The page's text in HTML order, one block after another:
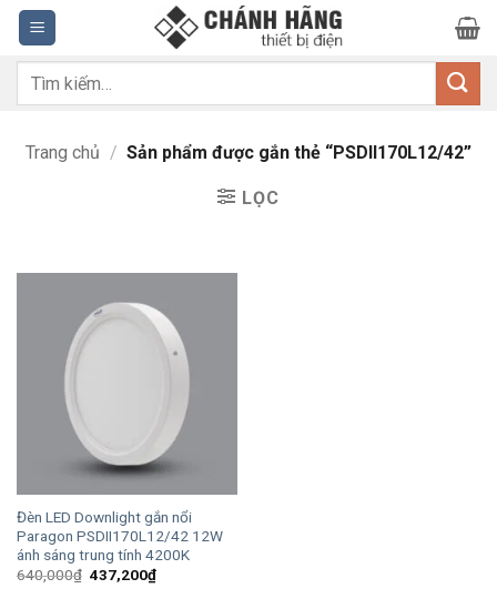
Bỏ
qua
nội
dung
Tìm
Trang chủ / Sản phẩm được gắn thẻ “PSDII170L12/42”
LỌC
Đèn LED Downlight gắn nổi
Paragon PSDII170L12/42 12W
ánh sáng trung tính 4200K
640,000₫ Giá
437,200₫Giá
hiện